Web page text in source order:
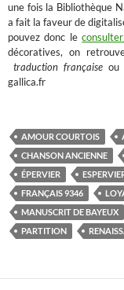
une fois la Bibliothèque
a fait la faveur de
pouvez donc le
décoratives, on
traduction françaiseou
gallica.fr
AMOUR COURTOIS
CHANSON ANCIENNE
ÉPERVIER
FRANÇAIS 9346
MANUSCRIT DE BAYEUX
PARTITION